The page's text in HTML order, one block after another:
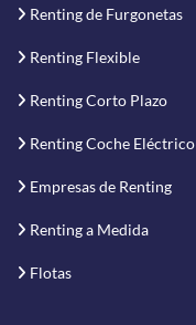
Renting de Furgonetas
Renting Flexible
Renting Corto Plazo
Renting Coche Eléctrico
Empresas de Renting
Renting a Medida
Flotas